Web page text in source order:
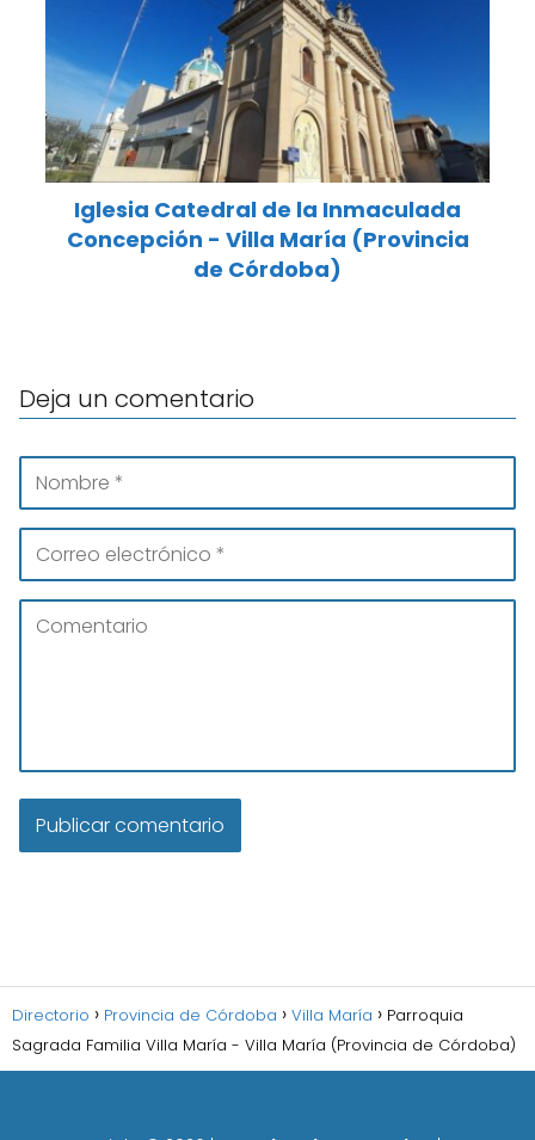
Iglesia Catedral de la Inmaculada
Concepción - Villa María (Provincia
de Córdoba)
Deja un comentario
Directorio Provincia de Córdoba Villa María
Parroquia
Sagrada Familia Villa María - Villa María (Provincia de Córdoba)